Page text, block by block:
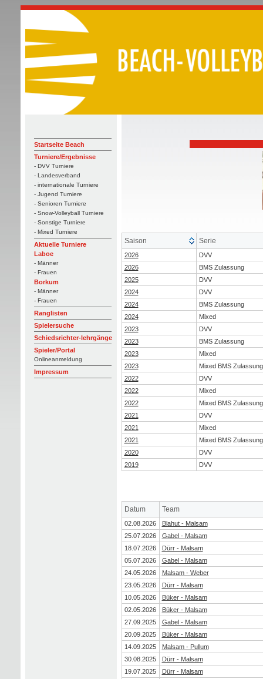
Startseite Beach
Turniere/Ergebnisse
- DVV Turniere
- Landesverband
- internationale Turniere
- Jugend Turniere
- Senioren Turniere
- Snow-Volleyball Turniere
- Sonstige Turniere
- Mixed Turniere
Aktuelle Turniere
Laboe
- Männer
- Frauen
Borkum
- Männer
- Frauen
Ranglisten
Spielersuche
Schiedsrichter-lehrgänge
Spieler/Portal
Onlineanmeldung
Impressum
Saison Serie
2026
DVV
2026
BMS Zulassung
2025
DVV
2024
DVV
2024
BMS Zulassung
2024
Mixed
2023
DVV
2023
BMS Zulassung
2023
Mixed
2023
Mixed BMS Zulassung
2022
DVV
2022
Mixed
2022
Mixed BMS Zulassung
2021
DVV
2021
Mixed
2021
Mixed BMS Zulassung
2020
DVV
2019
DVV
Datum Team
02.08.2026
Blahut - Malsam
25.07.2026
Gabel - Malsam
18.07.2026
Dürr - Malsam
05.07.2026
Gabel - Malsam
24.05.2026
Malsam - Weber
23.05.2026
Dürr - Malsam
10.05.2026
Büker - Malsam
02.05.2026
Büker - Malsam
27.09.2025
Gabel - Malsam
20.09.2025
Büker - Malsam
14.09.2025
Malsam - Pullum
30.08.2025
Dürr - Malsam
19.07.2025
Dürr - Malsam